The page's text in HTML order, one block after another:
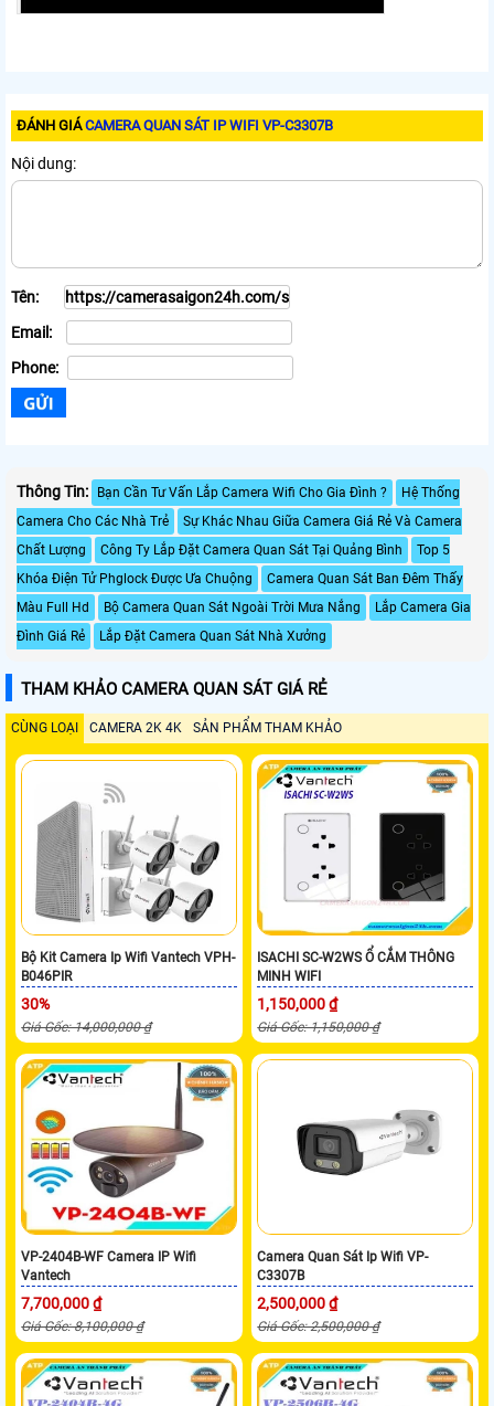
ĐÁNH GIÁCAMERA QUAN SÁT IP WIFI VP-C3307B
Nội dung:
Tên:
Email:
Phone:
Thông Tin: Bạn Cần Tư Vấn Lắp Camera Wifi Cho Gia Đình ?
Hệ Thống
Camera Cho Các Nhà Trẻ
Sự Khác Nhau Giữa Camera Giá Rẻ Và Camera
Chất Lượng
Công Ty Lắp Đặt Camera Quan Sát Tại Quảng Bình
Top 5
Khóa Điện Tử Phglock Được Ưa Chuộng
Camera Quan Sát Ban Đêm Thấy
Màu Full Hd
Bộ Camera Quan Sát Ngoài Trời Mưa Nắng
Lắp Camera Gia
Đình Giá Rẻ
Lắp Đặt Camera Quan Sát Nhà Xưởng
THAM KHẢO CAMERA QUAN SÁT GIÁ RẺ
CÙNG LOẠI CAMERA 2K 4K SẢN PHẨM THAM KHẢO
Bộ Kit Camera Ip Wifi Vantech VPH-
B046PIR
30%
Giá Gốc: 14,000,000 ₫
ISACHI SC-W2WS Ổ CẮM THÔNG
MINH WIFI
1,150,000 ₫
Giá Gốc: 1,150,000 ₫
VP-2404B-WF Camera IP Wifi
Vantech
7,700,000 ₫
Giá Gốc: 8,100,000 ₫
Camera Quan Sát Ip Wifi VP-
C3307B
2,500,000 ₫
Giá Gốc: 2,500,000 ₫